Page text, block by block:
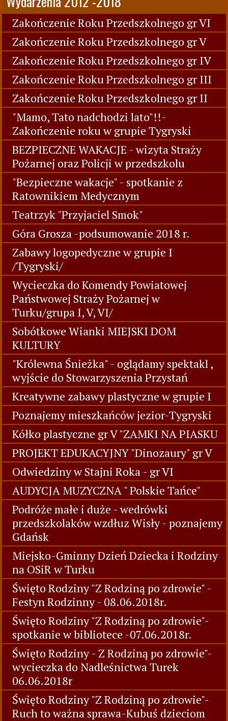
Zakończenie Roku Przedszkolnego gr VI
Zakończenie Roku Przedszkolnego gr V
Zakończenie Roku Przedszkolnego gr IV
Zakończenie Roku Przedszkolnego gr III
Zakończenie Roku Przedszkolnego gr II
"Mamo, Tato nadchodzi lato"!!-
Zakończenie roku w grupie Tygryski
BEZPIECZNE WAKACJE - wizyta Straży
Pożarnej oraz Policji w przedszkolu
"Bezpieczne wakacje" - spotkanie z
Ratownikiem Medycznym
Teatrzyk "Przyjaciel Smok"
Góra Grosza -podsumowanie 2018 r.
Zabawy logopedyczne w grupie I
/Tygryski/
Wycieczka do Komendy Powiatowej
Państwowej Straży Pożarnej w
Turku/grupa I, V, VI/
Sobótkowe Wianki MIEJSKI DOM
KULTURY
"Królewna Śnieżka" - oglądamy spektakl ,
wyjście do Stowarzyszenia Przystań
Kreatywne zabawy plastyczne w grupie I
Poznajemy mieszkańców jezior-Tygryski
Kółko plastyczne gr V "ZAMKI NA PIASKU
PROJEKT EDUKACYJNY "Dinozaury" gr V
Odwiedziny w Stajni Roka - gr VI
AUDYCJA MUZYCZNA " Polskie Tańce"
Podróże małe i duże - wedrówki
przedszkolaków wzdłuz Wisły - poznajemy
Gdańsk
Miejsko-Gminny Dzień Dziecka i Rodziny
na OSiR w Turku
Święto Rodziny "Z Rodziną po zdrowie" -
Festyn Rodzinny - 08.06.2018r.
Święto Rodziny "Z Rodziną po zdrowie"-
spotkanie w bibliotece -07.06.2018r.
Święto Rodziny - Z Rodziną po zdrowie"-
wycieczka do Nadleśnictwa Turek
06.06.2018r
Święto Rodziny "Z Rodziną po zdrowie"-
Ruch to ważna sprawa-Kubuś dzieciom